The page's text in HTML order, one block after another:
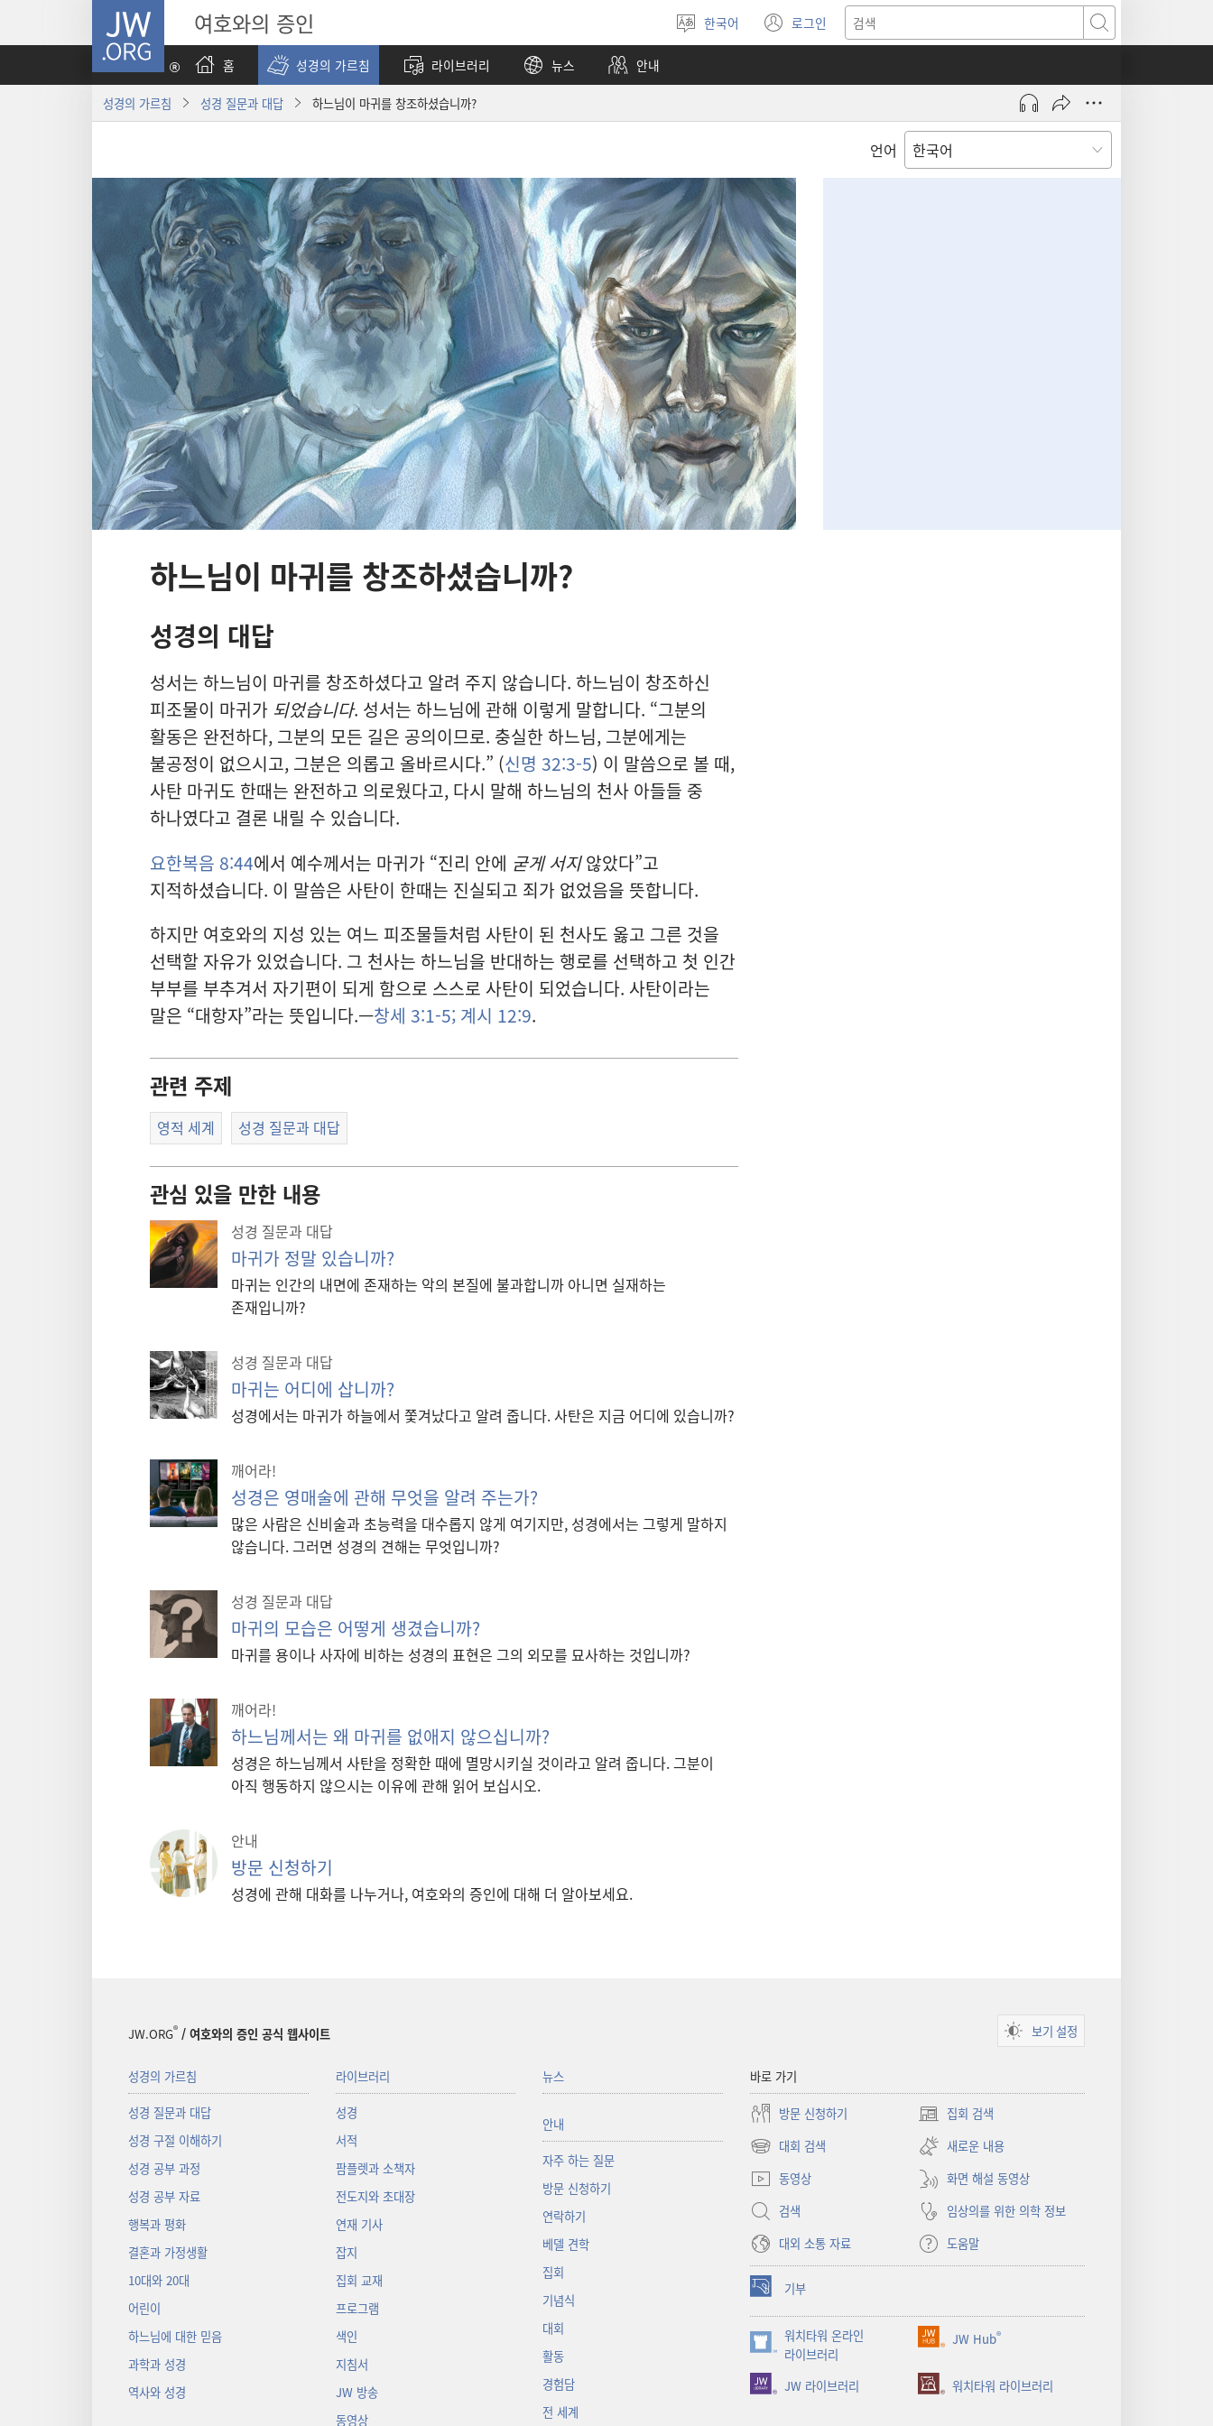
JW.ORG 여호와의 증인
언어
선택
한국어 로그인
(새로운
창
검색
홈
성경의 가르침 라이브러리 뉴스 안내
성경의 가르침 성경 질문과 대답 하느님이 마귀를 창조하셨습니까?
언어
하느님이 마귀를 창조하셨습니까?
성경의 대답
성서는 하느님이 마귀를 창조하셨다고 알려 주지 않습니다. 하느님이 창조하신
피조물이 마귀가 되었습니다. 성서는 하느님에 관해 이렇게 말합니다. “그분의
활동은 완전하다, 그분의 모든 길은 공의이므로. 충실한 하느님, 그분에게는
불공정이 없으시고, 그분은 의롭고 올바르시다.” (신명 32:3-5) 이 말씀으로 볼 때,
사탄 마귀도 한때는 완전하고 의로웠다고, 다시 말해 하느님의 천사 아들들 중
하나였다고 결론 내릴 수 있습니다.
요한복음 8:44에서 예수께서는 마귀가 “진리 안에 굳게 서지않았다”고
지적하셨습니다. 이 말씀은 사탄이 한때는 진실되고 죄가 없었음을 뜻합니다.
하지만 여호와의 지성 있는 여느 피조물들처럼 사탄이 된 천사도 옳고 그른 것을
선택할 자유가 있었습니다. 그 천사는 하느님을 반대하는 행로를 선택하고 첫 인간
부부를 부추겨서 자기편이 되게 함으로 스스로 사탄이 되었습니다. 사탄이라는
말은 “대항자”라는 뜻입니다.—창세 3:1-5; 계시 12:9.
관련 주제
영적 세계 성경 질문과 대답
관심 있을 만한 내용
성경 질문과 대답
마귀가 정말 있습니까?
마귀는 인간의 내면에 존재하는 악의 본질에 불과합니까 아니면 실재하는
존재입니까?
성경 질문과 대답
마귀는 어디에 삽니까?
성경에서는 마귀가 하늘에서 쫓겨났다고 알려 줍니다. 사탄은 지금 어디에 있습니까?
깨어라!
성경은 영매술에 관해 무엇을 알려 주는가?
많은 사람은 신비술과 초능력을 대수롭지 않게 여기지만, 성경에서는 그렇게 말하지
않습니다. 그러면 성경의 견해는 무엇입니까?
성경 질문과 대답
마귀의 모습은 어떻게 생겼습니까?
마귀를 용이나 사자에 비하는 성경의 표현은 그의 외모를 묘사하는 것입니까?
깨어라!
하느님께서는 왜 마귀를 없애지 않으십니까?
성경은 하느님께서 사탄을 정확한 때에 멸망시키실 것이라고 알려 줍니다. 그분이
아직 행동하지 않으시는 이유에 관해 읽어 보십시오.
안내
방문 신청하기
성경에 관해 대화를 나누거나, 여호와의 증인에 대해 더 알아보세요.
JW.ORG® / 여호와의 증인 공식 웹사이트 보기 설정
성경의 가르침
성경 질문과 대답
성경 구절 이해하기
성경 공부 과정
성경 공부 자료
행복과 평화
결혼과 가정생활
10대와 20대
어린이
하느님에 대한 믿음
과학과 성경
역사와 성경
라이브러리
성경
서적
팜플렛과 소책자
전도지와 초대장
연재 기사
잡지
집회 교재
프로그램
색인
지침서
JW 방송
동영상
뉴스
안내
자주 하는 질문
방문 신청하기
연락하기
베델 견학
집회
기념식
대회
활동
경험담
전 세계
바로 가기
방문 신청하기 집회 검색
(새로운
창
열기)
대회 검색
(새로운
창
새로운 내용
동영상
화면 해설 동영상
검색
임상의를 위한 의학 정보
대외 소통 자료
도움말
기부
(새로운
창
열기)
워치타워 온라인
라이브러리
(새로운
창
열기)
JW Hub®
(새로운
열기)
JW 라이브러리 워치타워 라이브러리